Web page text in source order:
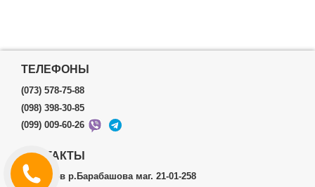
ТЕЛЕФОНЫ
(073) 578-75-88
(098) 398-30-85
(099) 009-60-26
КОНТАКТЫ
г.Харьков р.Барабашова маг. 21-01-258